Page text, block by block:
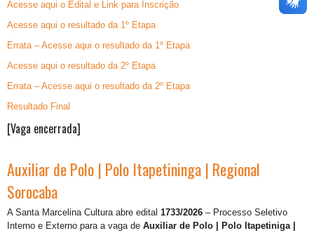
Acesse aqui o Edital e Link para Inscrição
Acesse aqui o resultado da 1º Etapa
Errata – Acesse aqui o resultado da 1º Etapa
Acesse aqui o resultado da 2º Etapa
Errata – Acesse aqui o resultado da 2º Etapa
Resultado Final
[Vaga encerrada]
Auxiliar de Polo | Polo Itapetininga | Regional
Sorocaba
A Santa Marcelina Cultura abre edital 1733/2026 – Processo Seletivo
Interno e Externo para a vaga de Auxiliar de Polo | Polo Itapetiniga |